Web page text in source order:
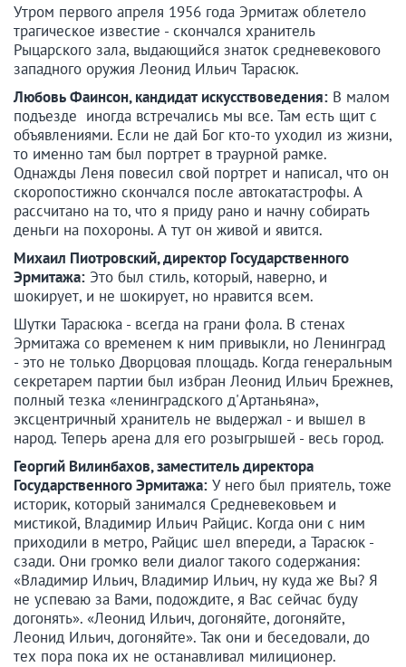
Утром первого апреля 1956 года Эрмитаж облетело
трагическое известие - скончался хранитель
Рыцарского зала, выдающийся знаток средневекового
западного оружия Леонид Ильич Тарасюк.
Любовь Фаинсон, кандидат искусствоведения: В малом
подъезде иногда встречались мы все. Там есть щит с
объявлениями. Если не дай Бог кто-то уходил из жизни,
то именно там был портрет в траурной рамке.
Однажды Леня повесил свой портрет и написал, что он
скоропостижно скончался после автокатастрофы. А
рассчитано на то, что я приду рано и начну собирать
деньги на похороны. А тут он живой и явится.
Михаил Пиотровский, директор Государственного
Эрмитажа: Это был стиль, который, наверно, и
шокирует, и не шокирует, но нравится всем.
Шутки Тарасюка - всегда на грани фола. В стенах
Эрмитажа со временем к ним привыкли, но Ленинград
- это не только Дворцовая площадь. Когда генеральным
секретарем партии был избран Леонид Ильич Брежнев,
полный тезка «ленинградского д'Артаньяна»,
эксцентричный хранитель не выдержал - и вышел в
народ. Теперь арена для его розыгрышей - весь город.
Георгий Вилинбахов, заместитель директора
Государственного Эрмитажа: У него был приятель, тоже
историк, который занимался Средневековьем и
мистикой, Владимир Ильич Райцис. Когда они с ним
приходили в метро, Райцис шел впереди, а Тарасюк -
сзади. Они громко вели диалог такого содержания:
«Владимир Ильич, Владимир Ильич, ну куда же Вы? Я
не успеваю за Вами, подождите, я Вас сейчас буду
догонять». «Леонид Ильич, догоняйте, догоняйте,
Леонид Ильич, догоняйте». Так они и беседовали, до
тех пора пока их не останавливал милиционер.